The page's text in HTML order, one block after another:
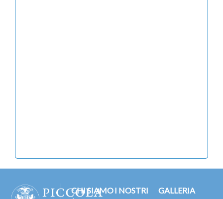
CHI SIAMOI NOSTRI
GALLERIA